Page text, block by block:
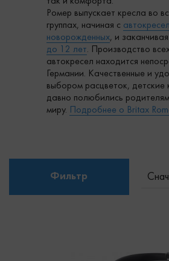
Ромер выпускает кресла во
группах, начиная с
новорожденных, и заканчивая
до 12 лет. Производство
автокресел находится
Германии. Качественные и
выбором расцветок, детские
давно полюбились
миру.
Подробнее о Britax
Фильтр